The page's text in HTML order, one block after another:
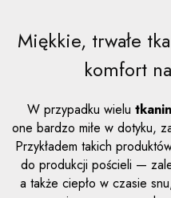
Miękkie, trwałe
komfort
W przypadku wielu tkanin
one bardzo miłe w dotyku,
Przykładem takich
do produkcji pościeli —
a także ciepło w czasie